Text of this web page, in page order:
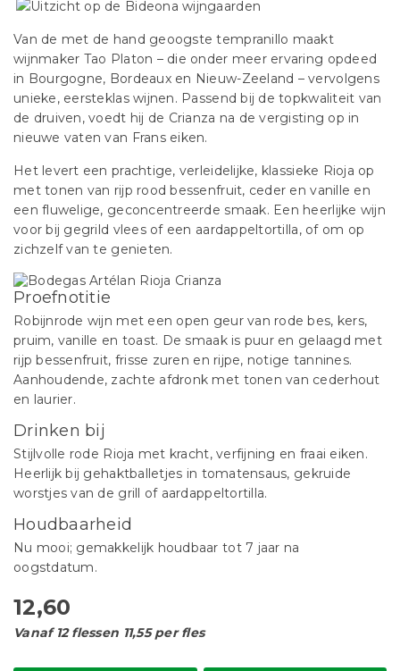
Van de met de hand geoogste tempranillo maakt
wijnmaker Tao Platon – die onder meer ervaring opdeed
in Bourgogne, Bordeaux en Nieuw-Zeeland – vervolgens
unieke, eersteklas wijnen. Passend bij de topkwaliteit van
de druiven, voedt hij de Crianza na de vergisting op in
nieuwe vaten van Frans eiken.
Het levert een prachtige, verleidelijke, klassieke Rioja op
met tonen van rijp rood bessenfruit, ceder en vanille en
een fluwelige, geconcentreerde smaak. Een heerlijke wijn
voor bij gegrild vlees of een aardappeltortilla, of om op
zichzelf van te genieten.
Proefnotitie
Robijnrode wijn met een open geur van rode bes, kers,
pruim, vanille en toast. De smaak is puur en gelaagd met
rijp bessenfruit, frisse zuren en rijpe, notige tannines.
Aanhoudende, zachte afdronk met tonen van cederhout
en laurier.
Drinken bij
Stijlvolle rode Rioja met kracht, verfijning en fraai eiken.
Heerlijk bij gehaktballetjes in tomatensaus, gekruide
worstjes van de grill of aardappeltortilla.
Houdbaarheid
Nu mooi; gemakkelijk houdbaar tot 7 jaar na
oogstdatum.
12,60
Vanaf 12 flessen 11,55 per fles